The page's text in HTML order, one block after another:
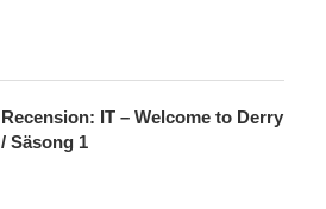
Recension: IT – Welcome to Derry
/ Säsong 1